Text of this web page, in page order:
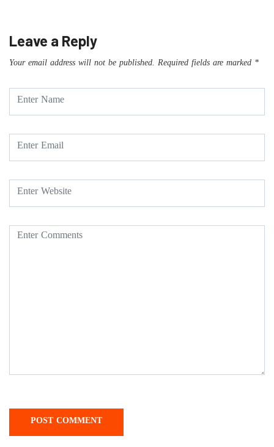
Leave a Reply
Your email address will not be published. Required fields are marked *